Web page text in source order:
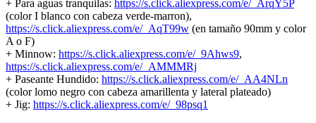
+ Para aguas tranquilas: https://s.click.aliexpress.com/e/_ArqY5P
(color I blanco con cabeza verde-marron),
https://s.click.aliexpress.com/e/_AqT99w (en tamaño 90mm y color
A o F)
+ Minnow: https://s.click.aliexpress.com/e/_9Ahws9,
https://s.click.aliexpress.com/e/_AMMMRj
+ Paseante Hundido: https://s.click.aliexpress.com/e/_AA4NLn
(color lomo negro con cabeza amarillenta y lateral plateado)
+ Jig: https://s.click.aliexpress.com/e/_98psq1